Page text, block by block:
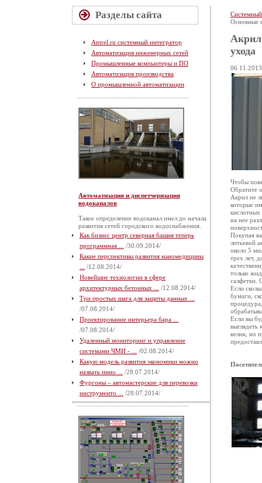
Разделы сайта
Antrel.ru системный интегратор
Автоматизация инженерных сетей
Промышленные компьютеры и ПО
Автоматизация производства
О промышленной автоматизации
Автоматизация и диспетчеризация
водоканалов
Такое определение водоканал имел до начала
развития сетей городского водоснабжения.
Как бизнес центр северная башня теперь
программная ...
/30.09.2014/
Какие перспективы развития наномедицины
/12.08.2014/
Новейшие технологии в сфере
архитектурных бетонных ...
/12.08.2014/
Три простых шага для защиты данных ...
/07.08.2014/
Проектирование интерьера бара ...
/07.08.2014/
Удаленный мониторинг и управление
системами ЧМИ - ...
/02.08.2014/
Какую модель развития экономики можно
назвать инно ...
/28.07.2014/
Фургоны – автомастерские для перевозки
инструменто ...
/28.07.2014/
Основные
ухода
Чтобы
Обратите
Акрил не
которые
кислотных
на нее
Покупая
литьевой
около 5
трех лет,
только
салфетки.
Если
бумаги,
Если вы
выглядеть
велик, но